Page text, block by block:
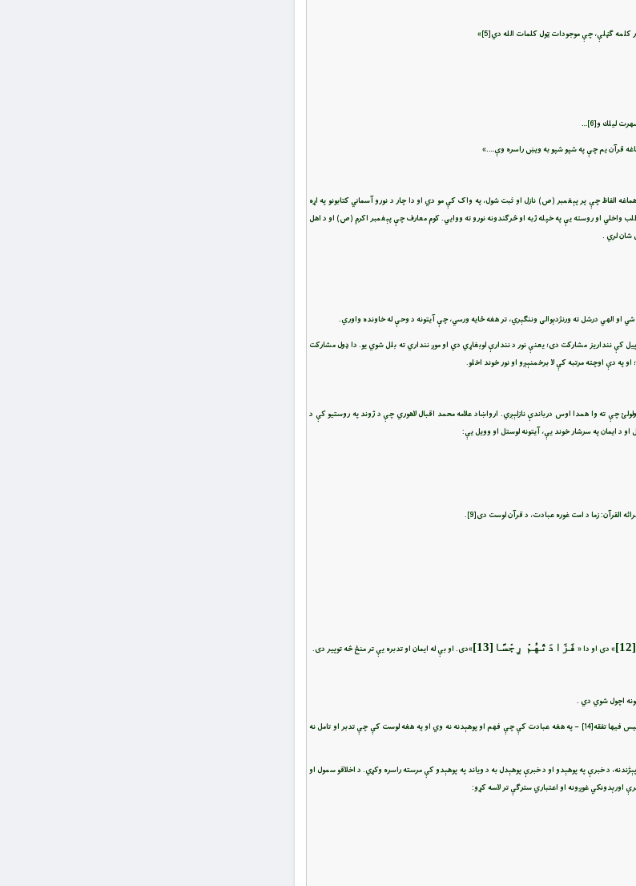
کلمه ګڼلې، چې موجودات ټول کلمات الله دي[5]
»
ليلك و[6]
…
قرآن یم چې په شپو شپو به ویښ راسره وې….»
چې پر پېغمبر (ص) نازل او ثبت شول، په واک کې مو دي او دا چار د نورو آسماني کتابونو په اړه
او روسته یې په خپله ژبه او څرګندونه نورو ته ووایي. کوم معارف چې پېغمبر اکرم (ص) او د اهل
شان لري .
الهي درشل ته ورنژدېوالی وننګېري، تر هغه ځایه ورسي، چې آیتونه د وحې له خاونده واوري.
کې ننداریز مشارکت دی؛ یعنې نور د نندارې لوبغاړي دي او موږ ننداري ته بلل شوي یو. دا ډول مشارکت
په دې اوچته مرتبه کې لا برخمنېږو او نور خوند اخلو.
چې ته وا همدا اوس درباندې نازلېږي. ارواښاد علامه محمد اقبال لاهوري چې د ژوند په روستیو کې د
د ایمان په سرشار خوند یې، آیتونه لوستل او وویل یې:
القرآن: زما د امت غوره عبادت، د قرآن لوست دی[9]
.
[12] » دی او دا « فَزَادَتْهُمْ رِجْسًا [13]
»دی. او بې له ایمان او تدبره یې تر منځ څه توپیر دی.
فيها تفقه[14]
– په هغه عبادت کې چې فهم او پوهېدنه نه وي او په هغه لوست کې چې تدبر او تامل نه
د خبرې په پوهېدو او د خبرې پوهېدل به د ویاند په پوهېدو کې مرسته راسره وکړي. د اخلاقو سمول او
اورېدونکي غوږونه او اعتباري سترګې تر لاسه کړو: